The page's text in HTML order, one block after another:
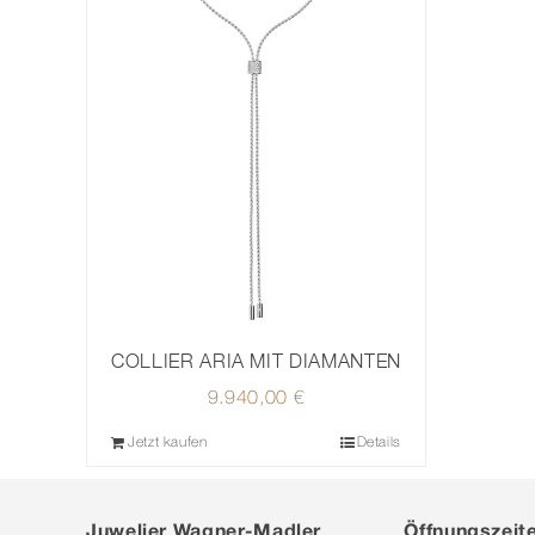
COLLIER ARIA MIT DIAMANTEN
9.940,00 €
Jetzt kaufen Details
Juwelier Wagner-Madler